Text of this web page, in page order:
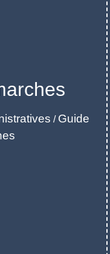
/ Guide